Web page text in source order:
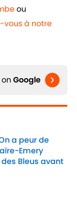
ou
vous à notre
Google
a peur de
Emery
Bleus avant